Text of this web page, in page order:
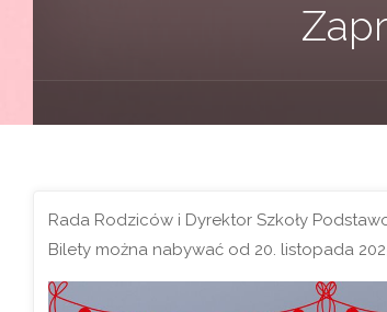
Rada Rodziców i Dyrektor Szkoły
Bilety można nabywać od 20. listopada